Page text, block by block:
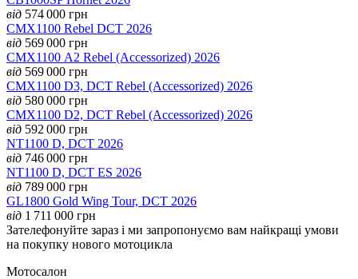
від 574 000 грн
CMX1100 Rebel DCT 2026
від 569 000 грн
CMX1100 А2 Rebel (Accessorized) 2026
від 569 000 грн
CMX1100 D3, DCT Rebel (Accessorized) 2026
від 580 000 грн
CMX1100 D2, DCT Rebel (Accessorized) 2026
від 592 000 грн
NT1100 D, DCT 2026
від 746 000 грн
NT1100 D, DCT ES 2026
від 789 000 грн
GL1800 Gold Wing Tour, DCT 2026
від 1 711 000 грн
Зателефонуйте зараз і ми запропонуємо вам найкращі умови
на покупку нового мотоцикла
Мотосалон